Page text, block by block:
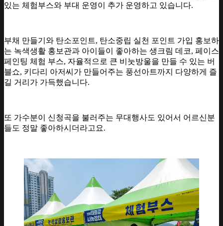
있는 체험부스와 부대 운영이 추가 운영하고 있습니다.
부채 만들기와 탄소포인트, 탄소중립 실천 포인트 가입 홍보하
는 녹색생활 홍보관과 아이들이 좋아하는 생크림 데코, 페이스
페인팅 체험 부스, 자율적으로 큰 비눗방울을 만들 수 있는 버
블쇼, 키다리 아저씨가 만들어주는 풍선아트까지 다양하게 즐
길 거리가 가득했습니다.
또 가수분이 신청곡을 불러주는 무대행사도 있어서 어르신분
들도 정말 좋아하시더라고요.